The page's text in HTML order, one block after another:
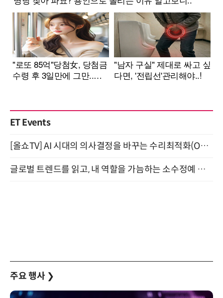
ET Events
[올쇼TV] AI 시대의 의사결정을 바꾸는 수리최적화(Optimization) 소개 (8/20 생방송)
글로벌 트렌드를 읽고, 내 역할을 가늠하는 소수정예 실습 워크숍 (8/28)
주요 행사 ❯